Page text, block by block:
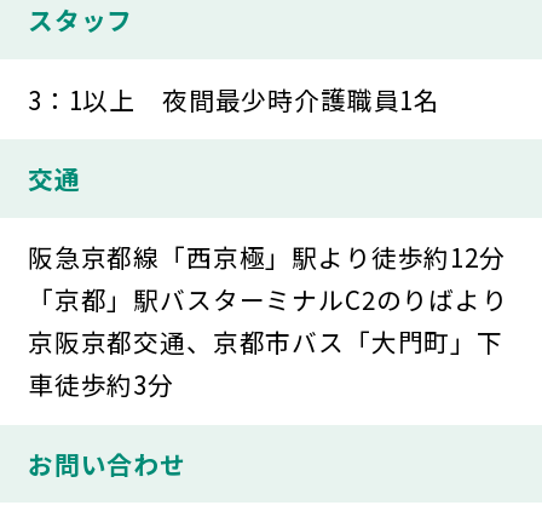
スタッフ
3：1以上 夜間最少時介護職員1名
交通
阪急京都線「西京極」駅より徒歩約12分
「京都」駅バスターミナルC2のりばより
京阪京都交通、京都市バス「大門町」下
車徒歩約3分
お問い合わせ